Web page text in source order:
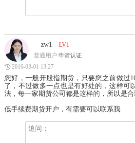
zw1
LV1
普通用户 申请认证
2016-03-01 13:27
您好，一般开股指期货，只要您之前做过
了，不过做多一点也是有好处的，这样可
法，每一家期货公司都是这样的，所以是合
低手续费期货开户，有需要可以联系我